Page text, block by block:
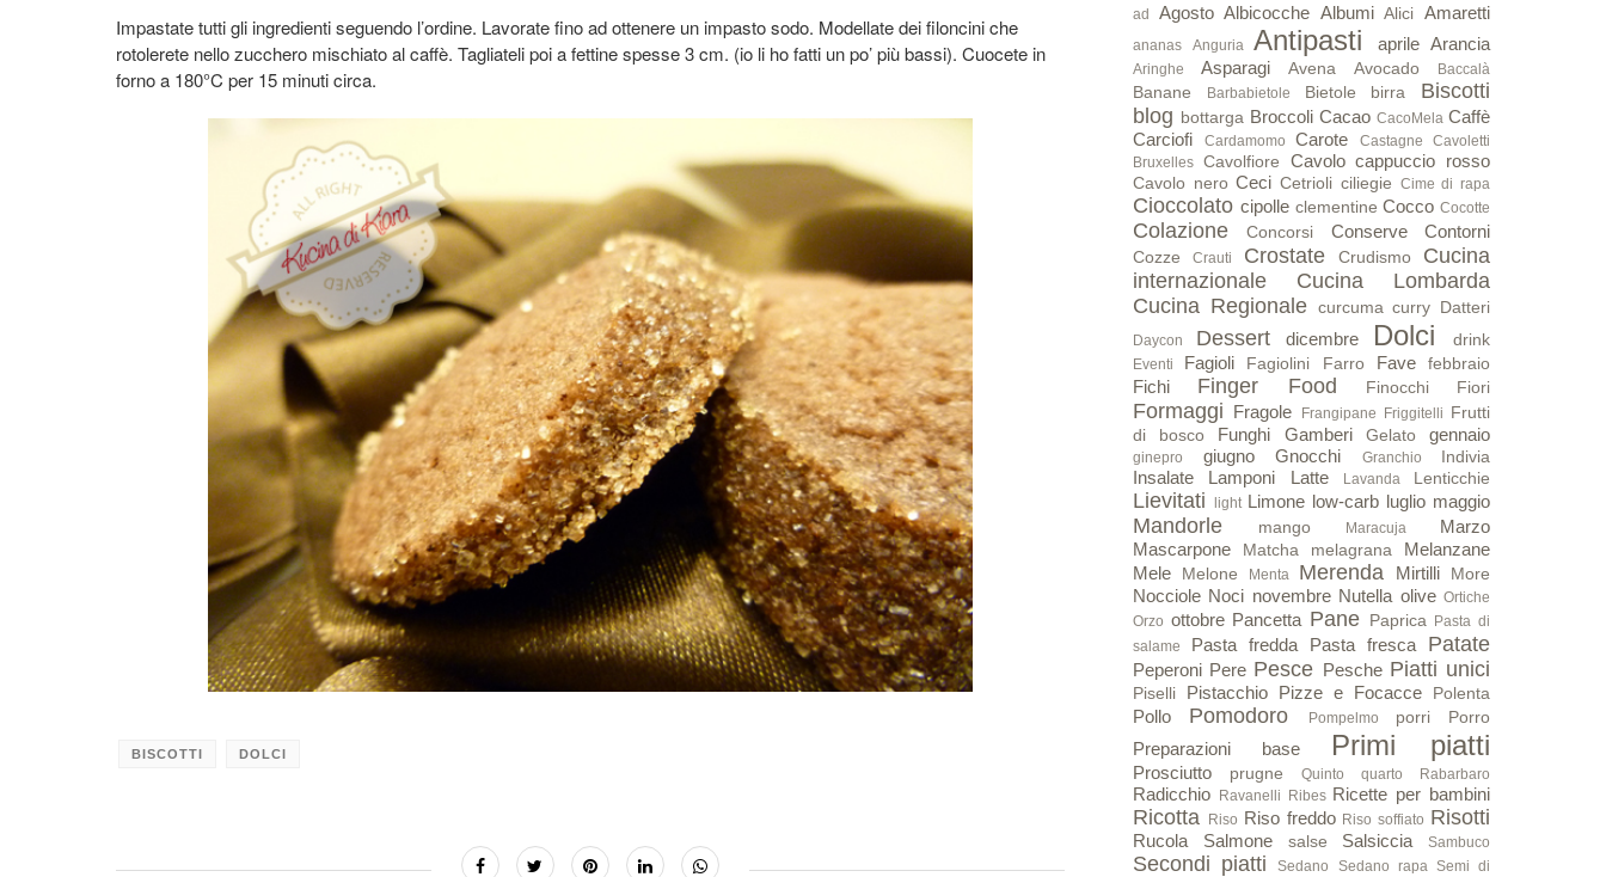
Impastate tutti gli ingredienti seguendo l’ordine. Lavorate fino ad ottenere un impasto sodo. Modellate dei filoncini che
rotolerete nello zucchero mischiato al caffè. Tagliateli poi a fettine spesse 3 cm. (io li ho fatti un po’ più bassi). Cuocete in
forno a 180°C per 15 minuti circa.
BISCOTTI DOLCI
ad Agosto Albicocche Albumi Alici Amaretti
ananas Anguria Antipasti aprile Arancia
Aringhe Asparagi Avena Avocado Baccalà
Banane Barbabietole Bietole birra
Biscotti
blog bottarga Broccoli Cacao CacoMela Caffè
Carciofi
Cardamomo Carote Castagne
Cavoletti
Bruxelles Cavolfiore Cavolo cappuccio rosso
Cavolo nero Ceci Cetrioli ciliegie Cime di rapa
Cioccolato cipolle clementine Cocco Cocotte
Colazione Concorsi Conserve Contorni
Cozze Crauti Crostate Crudismo
Cucina
internazionale
Cucina Lombarda
Cucina Regionale
curcuma curry Datteri
Daycon Dessert dicembre Dolci drink
Eventi Fagioli Fagiolini Farro Fave febbraio
Fichi Finger Food Finocchi Fiori
Formaggi Fragole Frangipane Friggitelli Frutti
di bosco
Funghi Gamberi Gelato gennaio
ginepro giugno Gnocchi Granchio Indivia
Insalate Lamponi Latte Lavanda Lenticchie
Lievitati light Limone low-carb luglio maggio
Mandorle mango Maracuja
Marzo
Mascarpone
Matcha melagrana
Melanzane
Mele
Melone Menta Merenda Mirtilli More
Nocciole Noci novembre Nutella olive Ortiche
Orzo ottobre Pancetta Pane Paprica Pasta di
salame
Pasta fredda Pasta fresca Patate
Peperoni Pere Pesce Pesche Piatti unici
Piselli Pistacchio Pizze e Focacce Polenta
Pollo Pomodoro Pompelmo porri Porro
Preparazioni base Primi piatti
Prosciutto prugne Quinto quarto Rabarbaro
Radicchio Ravanelli Ribes Ricette per bambini
Ricotta Riso Riso freddo Riso soffiato Risotti
Rucola Salmone salse Salsiccia Sambuco
Secondi piatti Sedano Sedano rapa Semi di